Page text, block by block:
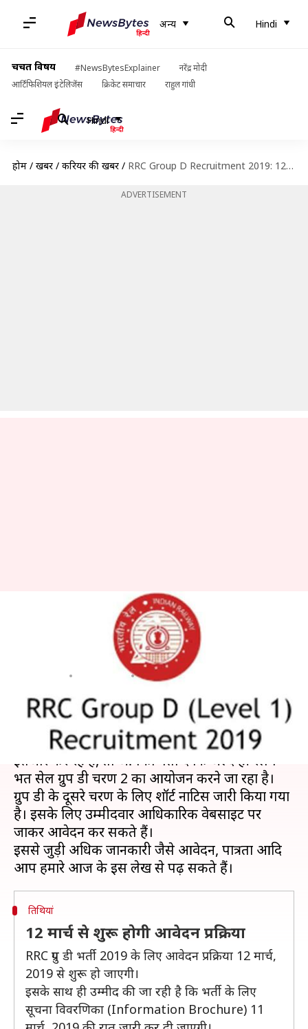
अन्य Hindi
चर्चित विषय #NewsBytesExplainer
नरेंद्र मोदी
आर्टिफिशियल इंटेलिजेंस
क्रिकेट समाचार राहुल गांधी
Hindi
होम / खबरें / करियर की खबरें / RRC Group D Recruitment 2019: 12 मार्च से शुरू होगी आवेदन प्रक्रिया, जानें विवरण
ADVERTISEMENT
RRC Group D Recruitment
2019: 12 मार्च से शुरू होगी आवेदन
प्रक्रिया, जानें विवरण
03:00 pm
क्या है खबर?
अगर आप भी रेलवे भर्ती सेल (RRC) ग्रुप डी के चरण 2 का
इंतजार कर रहे हैं, तो आपको बता दें कि जल्द ही रेलवे
भर्ती सेल ग्रुप डी चरण 2 का आयोजन करने जा रहा है।
ग्रुप डी के दूसरे चरण के लिए शॉर्ट नाटिस जारी किया गया
है। इसके लिए उम्मीदवार आधिकारिक वेबसाइट पर
जाकर आवेदन कर सकते हैं।
इससे जुड़ी अधिक जानकारी जैसे आवेदन, पात्रता आदि
तिथियां
12 मार्च से शुरू होगी आवेदन प्रक्रिया
RRC ग्रुप डी भर्ती 2019 के लिए आवेदन प्रक्रिया 12 मार्च,
2019 से शुरू हो जाएगी।
इसके साथ ही उम्मीद की जा रही है कि भर्ती के लिए
सूचना विवरणिका (Information Brochure) 11